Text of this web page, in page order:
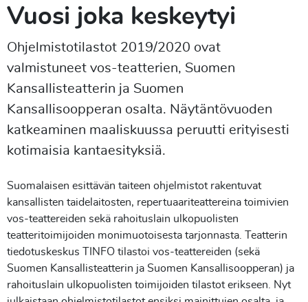
Vuosi joka keskeytyi
Ohjelmistotilastot 2019/2020 ovat
valmistuneet vos-teatterien, Suomen
Kansallisteatterin ja Suomen
Kansallisoopperan osalta. Näytäntövuoden
katkeaminen maaliskuussa peruutti erityisesti
kotimaisia kantaesityksiä.
Suomalaisen esittävän taiteen ohjelmistot rakentuvat
kansallisten taidelaitosten, repertuaariteattereina toimivien
vos-teattereiden sekä rahoituslain ulkopuolisten
teatteritoimijoiden monimuotoisesta tarjonnasta. Teatterin
tiedotuskeskus TINFO tilastoi vos-teattereiden (sekä
Suomen Kansallisteatterin ja Suomen Kansallisoopperan) ja
rahoituslain ulkopuolisten toimijoiden tilastot erikseen. Nyt